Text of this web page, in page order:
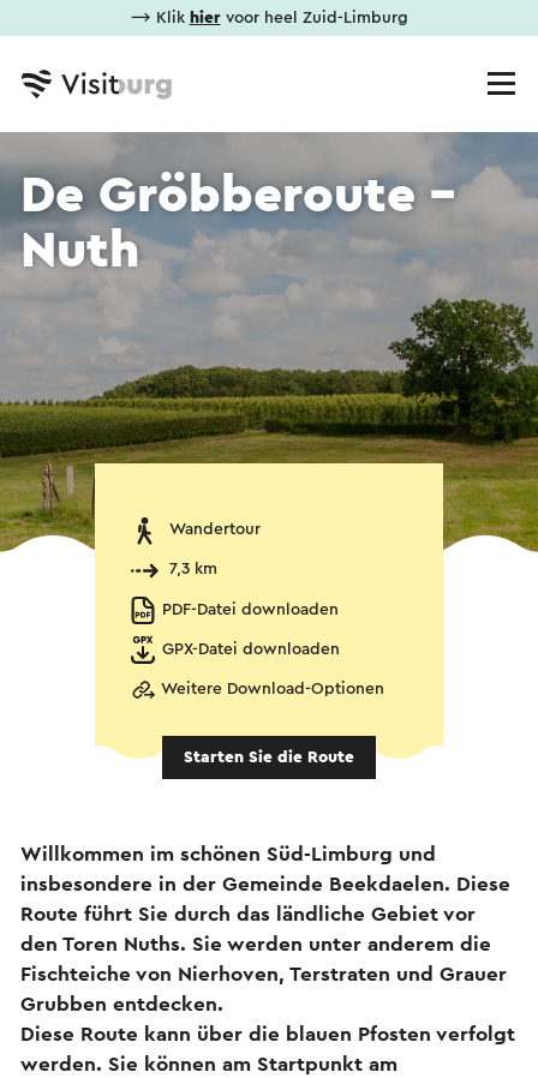
⟶ Klik hiervoor heel Zuid-Limburg
De Gröbberoute -
Nuth
Wandertour
7,3 km
PDF-Datei downloaden
GPX-Datei downloaden
Weitere Download-Optionen
Starten Sie die Route
Willkommen im schönen Süd-Limburg und
insbesondere in der Gemeinde Beekdaelen. Diese
Route führt Sie durch das ländliche Gebiet vor
den Toren Nuths. Sie werden unter anderem die
Fischteiche von Nierhoven, Terstraten und Grauer
Grubben entdecken.
Diese Route kann über die blauen Pfosten verfolgt
werden. Sie können am Startpunkt am